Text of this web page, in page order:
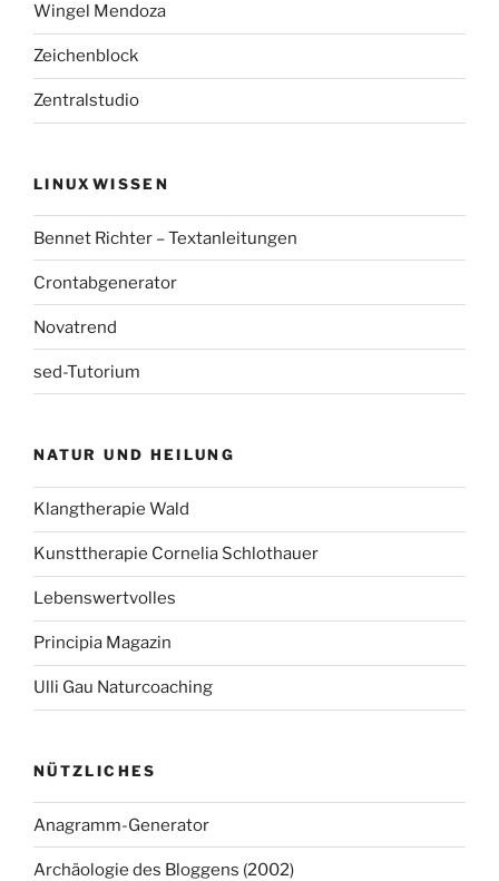
Wingel Mendoza
Zeichenblock
Zentralstudio
LINUXWISSEN
Bennet Richter – Textanleitungen
Crontabgenerator
Novatrend
sed-Tutorium
NATUR UND HEILUNG
Klangtherapie Wald
Kunsttherapie Cornelia Schlothauer
Lebenswertvolles
Principia Magazin
Ulli Gau Naturcoaching
NÜTZLICHES
Anagramm-Generator
Archäologie des Bloggens (2002)